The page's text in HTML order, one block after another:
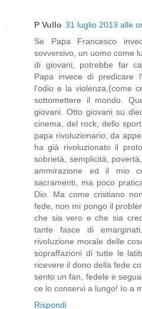
P Vullo 31 luglio 2013 alle
Se Papa Francesco
sovversivo, un uomo come
di giovani, potrebbe far
Papa invece di predicare
l'odio e la violenza,(come
sottomettere il mondo.
giovani. Otto giovani su
cinema, del rock, dello
papa rivoluzionario, da
ha già rivoluzionato il
sobrietà, semplicità,
ammirazione ed il mio
sacramenti, ma poco
Dio. Ma come cristiano
fede, non mi pongo il
che sia vero e che sia
tante fasce di
rivoluzione morale delle
sopraffazioni di tutte le
ricevere il dono della fede
sento un fan, fedele e
ce lo conservi a lungo! Io a
Rispondi